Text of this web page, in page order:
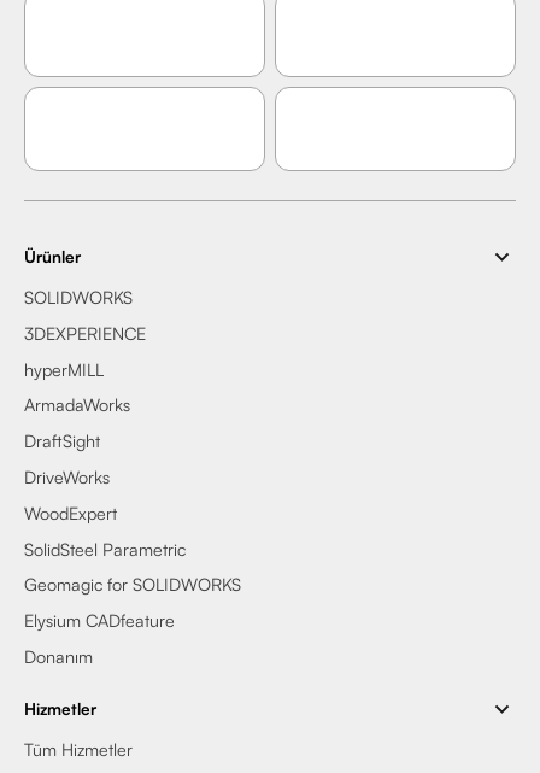
Ürünler
SOLIDWORKS
3DEXPERIENCE
hyperMILL
ArmadaWorks
DraftSight
DriveWorks
WoodExpert
SolidSteel Parametric
Geomagic for SOLIDWORKS
Elysium CADfeature
Donanım
Hizmetler
Tüm Hizmetler